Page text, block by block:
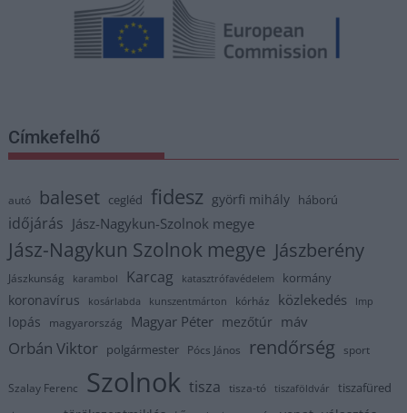
Címkefelhő
autó baleset cegléd fidesz györfi mihály háború
időjárás Jász-Nagykun-Szolnok megye
Jász-Nagykun Szolnok megye Jászberény
Jászkunság karambol Karcag katasztrófavédelem kormány
koronavírus kosárlabda kunszentmárton kórház közlekedés lmp
lopás magyarország Magyar Péter mezőtúr máv
Orbán Viktor polgármester Pócs János rendőrség sport
Szalay Ferenc Szolnok tisza tisza-tó tiszaföldvár tiszafüred